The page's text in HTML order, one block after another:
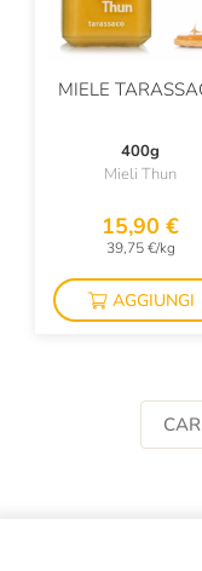
MIELE
400g
Mieli Thun
15,90 €
39,75 €/kg
AGGIUNGI